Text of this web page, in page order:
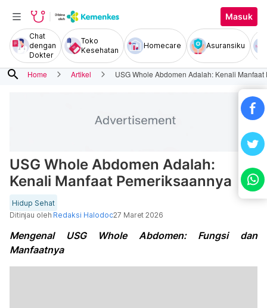
Masuk
Chat
dengan
Dokter
Toko
Kesehatan
Homecare Asuransiku
search Home Artikel USG Whole Abdomen Adalah: Kenali
USG Whole Abdomen Adalah:
Kenali Manfaat Pemeriksaannya
Hidup Sehat
Ditinjau oleh Redaksi Halodoc27 Maret 2026
Mengenal USG Whole Abdomen: Fungsi dan
Manfaatnya